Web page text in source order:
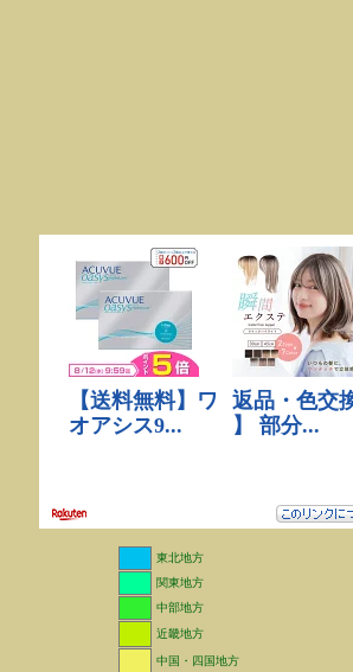
東北地方
関東地方
中部地方
近畿地方
中国・四国地方